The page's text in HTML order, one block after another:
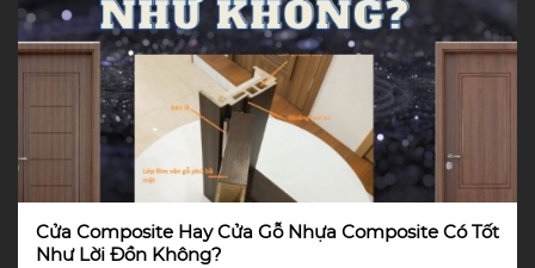
Cửa Composite Hay Cửa Gỗ Nhựa Composite Có Tốt
Như Lời Đồn Không?